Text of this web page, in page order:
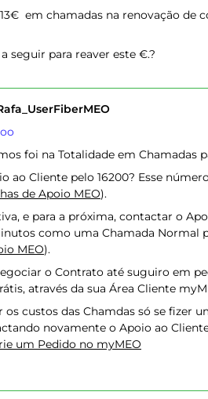
em chamadas na renovação de
seguir para reaver este €.?
foi na Totalidade em Chamadas
ao Cliente pelo 16200? Esse
de Apoio MEO).
e para a próxima, contactar o
como uma Chamada Normal
MEO).
o Contrato até suguiro em
através da sua Área Cliente
os custos das Chamdas só se fizer
novamente o Apoio ao
um Pedido no myMEO